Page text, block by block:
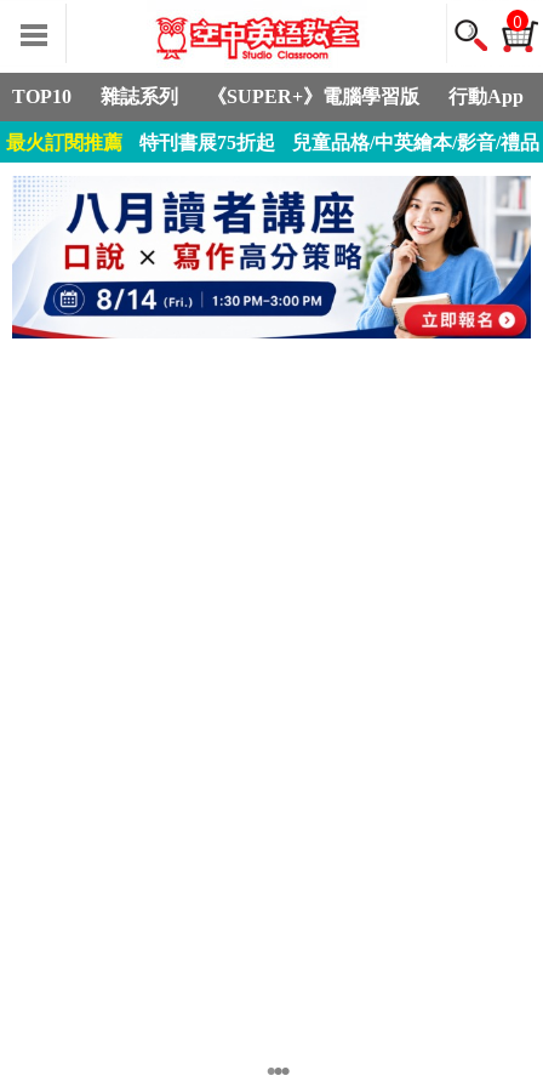
0
TOP10 雜誌系列 《SUPER+》電腦學習版 行動App
最火訂閱推薦 特刊書展75折起 兒童品格/中英繪本/影音/禮品